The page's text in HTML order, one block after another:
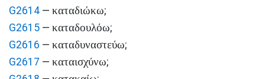
G2614 — καταδιώκω;
G2615 — καταδουλόω;
G2616 — καταδυναστεύω;
G2617 — καταισχύνω;